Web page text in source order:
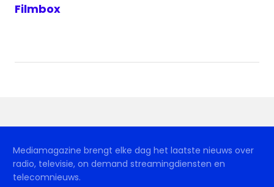
Filmbox
Mediamagazine brengt elke dag het laatste nieuws over
radio, televisie, on demand streamingdiensten en
telecomnieuws.